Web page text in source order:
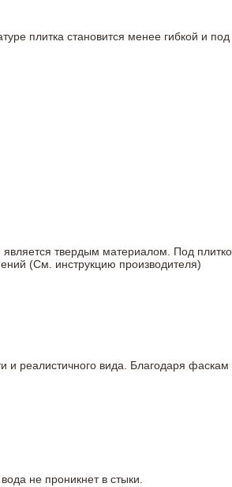
плитка становится менее гибкой и
твердым материалом. Под
(См. инструкцию производителя)
реалистичного вида. Благодаря фаскам
не проникнет в стыки.